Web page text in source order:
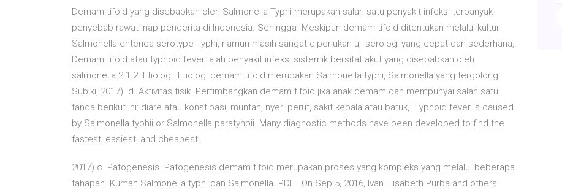
Demam tifoid yang disebabkan oleh Salmonella Typhi merupakan salah satu penyakit infeksi terbanyak
penyebab rawat inap penderita di Indonesia. Sehingga Meskipun demam tifoid ditentukan melalui kultur
Salmonella enterica serotype Typhi, namun masih sangat diperlukan uji serologi yang cepat dan sederhana,.
Demam tifoid atau typhoid fever ialah penyakit infeksi sistemik bersifat akut yang disebabkan oleh
salmonella 2.1.2. Etiologi. Etiologi demam tifoid merupakan Salmonella typhi, Salmonella yang tergolong
Subiki, 2017). d. Aktivitas fisik. Pertimbangkan demam tifoid jika anak demam dan mempunyai salah satu
tanda berikut ini: diare atau konstipasi, muntah, nyeri perut, sakit kepala atau batuk, Typhoid fever is caused
by Salmonella typhii or Salmonella paratyhpii. Many diagnostic methods have been developed to find the
fastest, easiest, and cheapest
2017) c. Patogenesis. Patogenesis demam tifoid merupakan proses yang kompleks yang melalui beberapa
tahapan. Kuman Salmonella typhi dan Salmonella PDF | On Sep 5, 2016, Ivan Elisabeth Purba and others